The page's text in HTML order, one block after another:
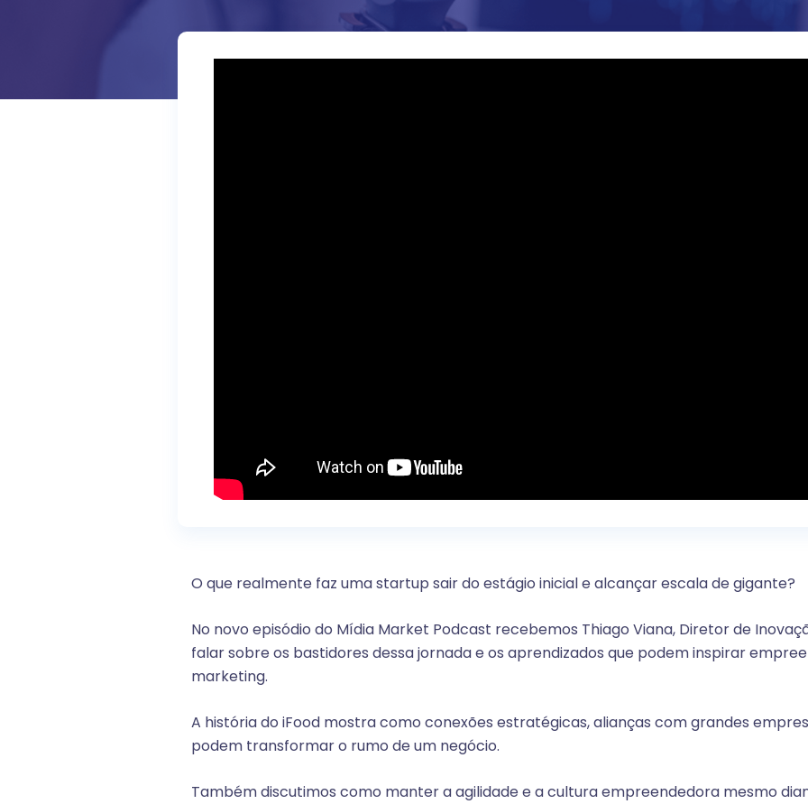
O que realmente faz uma startup sair do estágio inicial e alcançar escala de gigante?
No novo episódio do Mídia Market Podcast recebemos Thiago Viana, Diretor de
falar sobre os bastidores dessa jornada e os aprendizados que podem inspirar
marketing.
A história do iFood mostra como conexões estratégicas, alianças com grandes
podem transformar o rumo de um negócio.
Também discutimos como manter a agilidade e a cultura empreendedora mesmo